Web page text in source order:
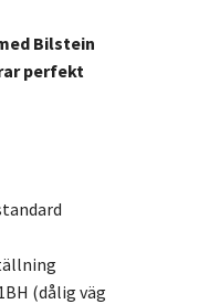
Bilstein
perfekt
(dålig väg